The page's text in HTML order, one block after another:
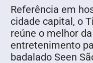
Referência em
cidade capital, o
reúne o melhor
entretenimento
badalado Seen